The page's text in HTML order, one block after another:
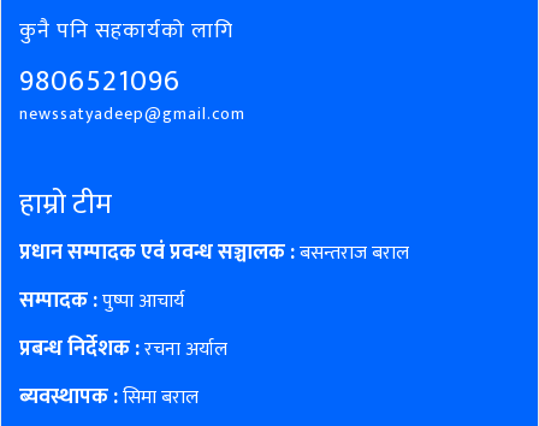
कुनै पनि सहकार्यको लागि
9806521096
newssatyadeep@gmail.com
हाम्रो टीम
प्रधान सम्पादक एवं प्रवन्ध सञ्चालक :बसन्तराज बराल
सम्पादक :पुष्पा आचार्य
प्रबन्ध निर्देशक :रचना अर्याल
ब्यवस्थापक :सिमा बराल